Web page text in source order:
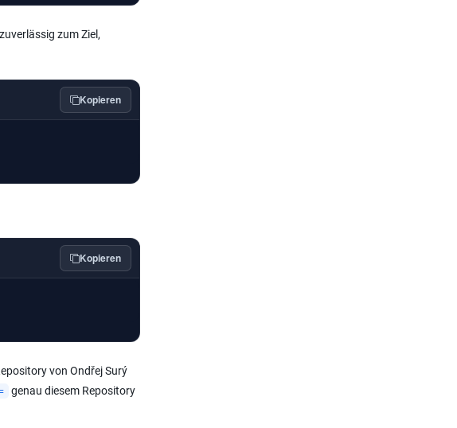
zum Ziel,
Kopieren
Kopieren
von Ondřej Surý
genau diesem Repository